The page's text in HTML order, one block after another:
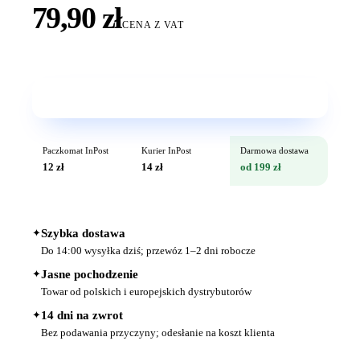
79,90 złCENA Z VAT
Paczkomat InPost
12 zł
Kurier InPost
14 zł
Darmowa dostawa
od 199 zł
✦Szybka dostawa
Do 14:00 wysyłka dziś; przewóz 1–2 dni robocze
✦Jasne pochodzenie
Towar od polskich i europejskich dystrybutorów
✦14 dni na zwrot
Bez podawania przyczyny; odesłanie na koszt klienta